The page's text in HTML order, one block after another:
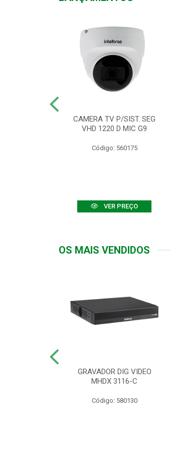
CAMERA TV P/SIST. SEG
VHD 1220 D MIC G9
Código: 560175
VER PREÇO
OS MAIS VENDIDOS
GRAVADOR DIG VIDEO
MHDX 3116-C
Código: 580130